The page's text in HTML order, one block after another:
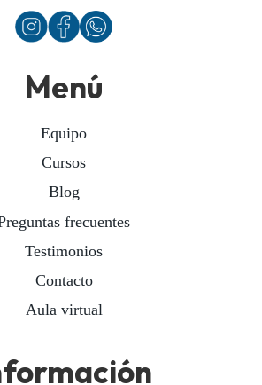
Menú
Equipo
Cursos
Blog
frecuentes
Testimonios
Contacto
Aula virtual